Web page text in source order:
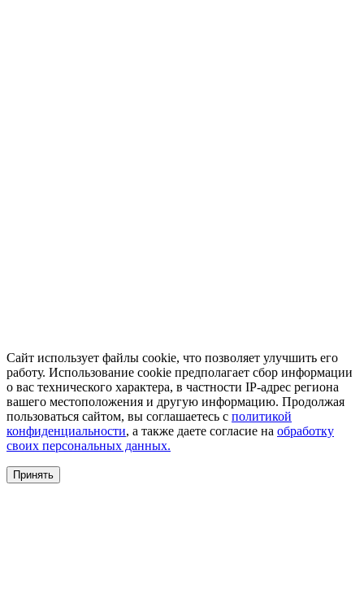
Сайт использует файлы cookie, что позволяет улучшить его
работу. Использование cookie предполагает сбор информации
о вас технического характера, в частности IP-адрес региона
вашего местоположения и другую информацию. Продолжая
пользоваться сайтом, вы соглашаетесь с политикой
конфиденциальности, а также даете согласие на обработку
своих персональных данных.
Принять